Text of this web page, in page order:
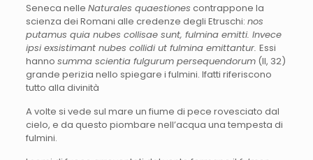
Seneca nelle Naturales quaestiones contrappone la
scienza dei Romani alle credenze degli Etruschi: nos
putamus quia nubes collisae sunt, fulmina emitti. Invece
ipsi exsistimant nubes collidi ut fulmina emittantur. Essi
hanno summa scientia fulgurum persequendorum(II, 32)
grande perizia nello spiegare i fulmini. Ifatti riferiscono
tutto alla divinità
A volte si vede sul mare un fiume di pece rovesciato dal
cielo, e da questo piombare nell’acqua una tempesta di
fulmini.